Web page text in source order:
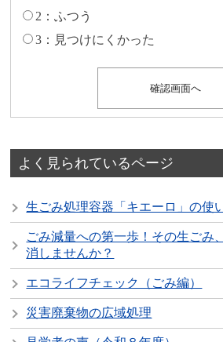
2：ふつう
3：見つけにくかった
よく見られているページ
生ごみ処理容器「キエーロ」の使
ごみ減量への第一歩！その生ごみ
消しませんか？
エコライフチェック（ごみ編）
災害廃棄物の広域処理